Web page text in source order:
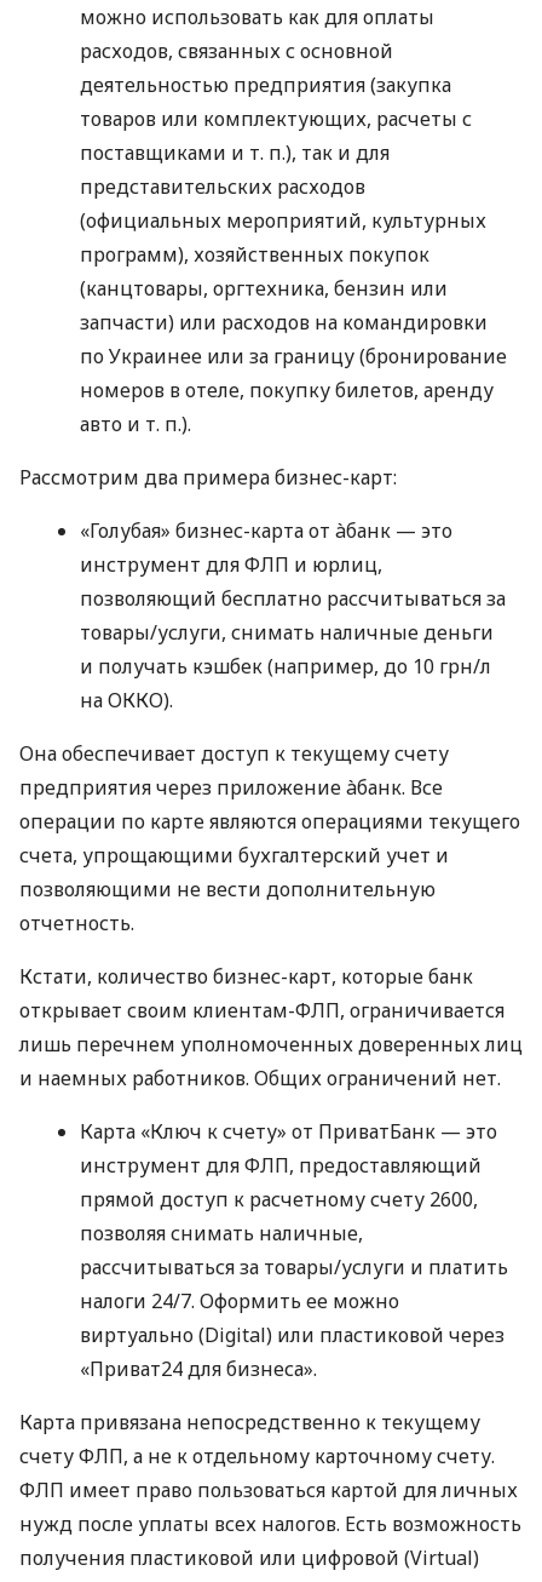
можно использовать как для оплаты
расходов, связанных с основной
деятельностью предприятия (закупка
товаров или комплектующих, расчеты с
поставщиками и т. п.), так и для
представительских расходов
(официальных мероприятий, культурных
программ), хозяйственных покупок
(канцтовары, оргтехника, бензин или
запчасти) или расходов на командировки
по Украинее или за границу (бронирование
номеров в отеле, покупку билетов, аренду
авто и т. п.).
Рассмотрим два примера бизнес-карт:
«Голубая» бизнес-карта от àбанк — это
инструмент для ФЛП и юрлиц,
позволяющий бесплатно рассчитываться за
товары/услуги, снимать наличные деньги
и получать кэшбек (например, до 10 грн/л
на ОККО).
Она обеспечивает доступ к текущему счету
предприятия через приложение àбанк. Все
операции по карте являются операциями текущего
счета, упрощающими бухгалтерский учет и
позволяющими не вести дополнительную
отчетность.
Кстати, количество бизнес-карт, которые банк
открывает своим клиентам-ФЛП, ограничивается
лишь перечнем уполномоченных доверенных лиц
и наемных работников. Общих ограничений нет.
Карта «Ключ к счету» от ПриватБанк — это
инструмент для ФЛП, предоставляющий
прямой доступ к расчетному счету 2600,
позволяя снимать наличные,
рассчитываться за товары/услуги и платить
налоги 24/7. Оформить ее можно
виртуально (Digital) или пластиковой через
«Приват24 для бизнеса».
Карта привязана непосредственно к текущему
счету ФЛП, а не к отдельному карточному счету.
ФЛП имеет право пользоваться картой для личных
нужд после уплаты всех налогов. Есть возможность
получения пластиковой или цифровой (Virtual)